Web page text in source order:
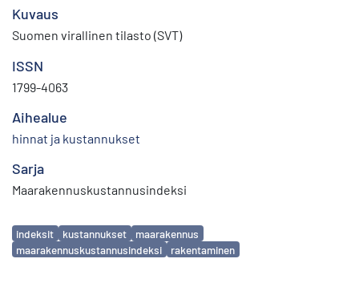
Kuvaus
Suomen virallinen tilasto (SVT)
ISSN
1799-4063
Aihealue
hinnat ja kustannukset
Sarja
Maarakennuskustannusindeksi
Avainsanat
indeksit kustannukset
maarakennus
maarakennuskustannusindeksi
rakentaminen